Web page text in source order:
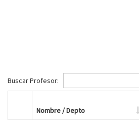
Buscar Profesor:
Nombre / Depto